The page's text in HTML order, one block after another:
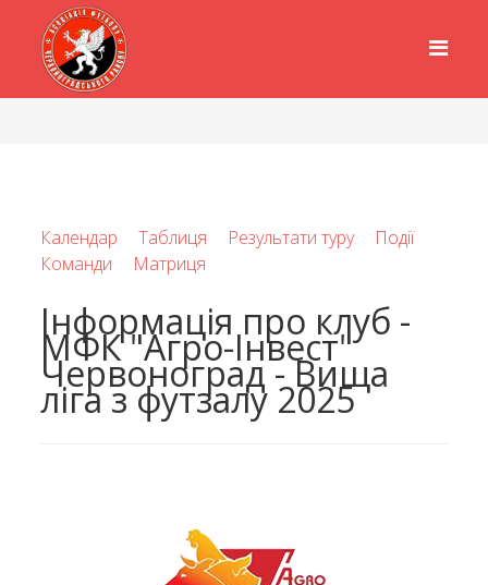
Календар Таблиця Результати туру
Події
Команди
Матриця
Інформація про клуб -
МФК "Агро-Інвест"
Червоноград - Вища
ліга з футзалу 2025